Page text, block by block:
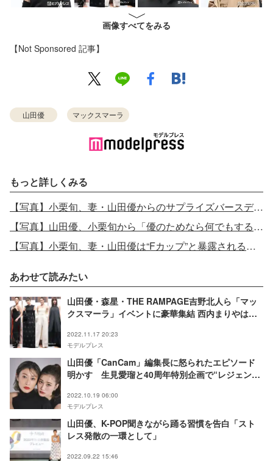
画像すべてをみる
【Not Sponsored 記事】
山田優 マックスマーラ
もっと詳しくみる
【写真】小栗旬、妻・山田優からのサプライズバースデーで号泣 嵐・松本潤から暴露
【写真】山田優、小栗旬から「優のためなら何でもするから戻りたい」交際時の秘話を告白
【写真】小栗旬、妻・山田優は“Fカップ”と暴露される「なんであいつが知っているんだ（笑）」
あわせて読みたい
山田優・森星・THE RAMPAGE吉野北人ら「マッ
クスマーラ」イベントに豪華集結 西内まりやは胸
2022.11.17 20:23
モデルプレス
山田優「CanCam」編集長に怒られたエピソード
明かす 生見愛瑠と40周年特別企画で“レジェンド
2022.10.19 06:00
モデルプレス
山田優、K-POP聞きながら踊る習慣を告白「スト
レス発散の一環として」
2022.09.22 15:46